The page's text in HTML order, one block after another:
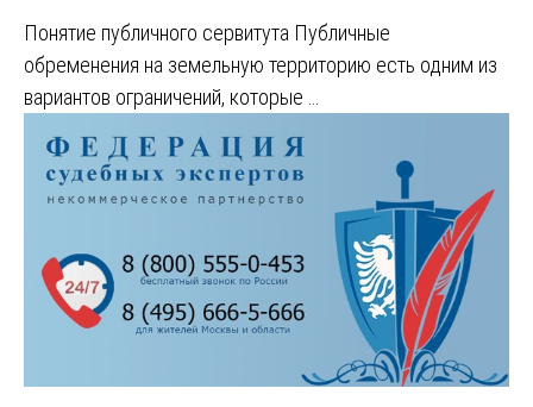
Понятие публичного сервитута Публичные
обременения на земельную территорию есть одним из
вариантов ограничений, которые …